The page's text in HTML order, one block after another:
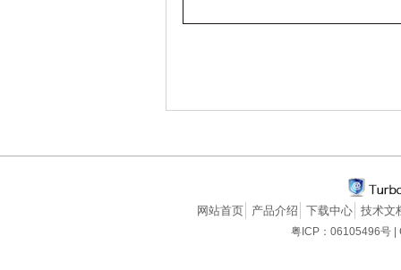
网站首页 产品介绍 下载中心 技术文
粤ICP：06105496号 |